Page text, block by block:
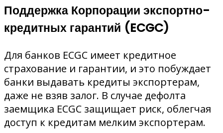
Поддержка Корпорации экспортно-
кредитных гарантий (ECGC)
Для банков ECGC имеет кредитное
страхование и гарантии, и это побуждает
банки выдавать кредиты экспортерам,
даже не взяв залог. В случае дефолта
заемщика ECGC защищает риск, облегчая
доступ к кредитам мелким экспортерам.